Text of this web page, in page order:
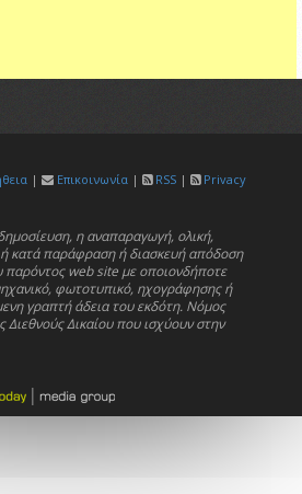
| Επικοινωνία | RSS |
Privacy
η αναπαραγωγή, ολική,
ή κατά παράφραση ή διασκευή απόδοση
παρόντος web site με οποιονδήποτε
φωτοτυπικό, ηχογράφησης ή
γραπτή άδεια του εκδότη. Νόμος
Διεθνούς Δικαίου που ισχύουν στην